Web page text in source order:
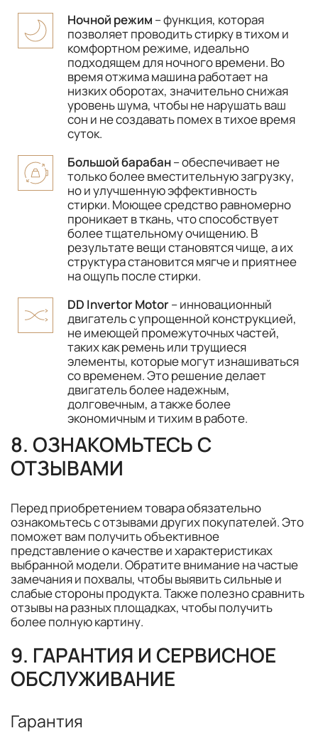
Ночной режим – функция, которая
позволяет проводить стирку в тихом и
комфортном режиме, идеально
подходящем для ночного времени. Во
время отжима машина работает на
низких оборотах, значительно снижая
уровень шума, чтобы не нарушать ваш
сон и не создавать помех в тихое время
суток.
Большой барабан– обеспечивает не
только более вместительную загрузку,
но и улучшенную эффективность
стирки. Моющее средство равномерно
проникает в ткань, что способствует
более тщательному очищению. В
результате вещи становятся чище, а их
структура становится мягче и приятнее
на ощупь после стирки.
DD Invertor Motor– инновационный
двигатель с упрощенной конструкцией,
не имеющей промежуточных частей,
таких как ремень или трущиеся
элементы, которые могут изнашиваться
со временем. Это решение делает
двигатель более надежным,
долговечным, а также более
экономичным и тихим в работе.
8. ОЗНАКОМЬТЕСЬ С
ОТЗЫВАМИ
Перед приобретением товара обязательно
ознакомьтесь с отзывами других покупателей. Это
поможет вам получить объективное
представление о качестве и характеристиках
выбранной модели. Обратите внимание на частые
замечания и похвалы, чтобы выявить сильные и
слабые стороны продукта. Также полезно сравнить
отзывы на разных площадках, чтобы получить
более полную картину.
9. ГАРАНТИЯ И СЕРВИСНОЕ
ОБСЛУЖИВАНИЕ
Гарантия